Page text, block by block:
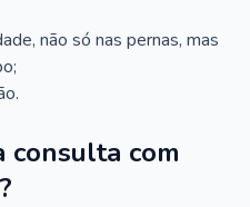
não só nas pernas, mas
consulta com